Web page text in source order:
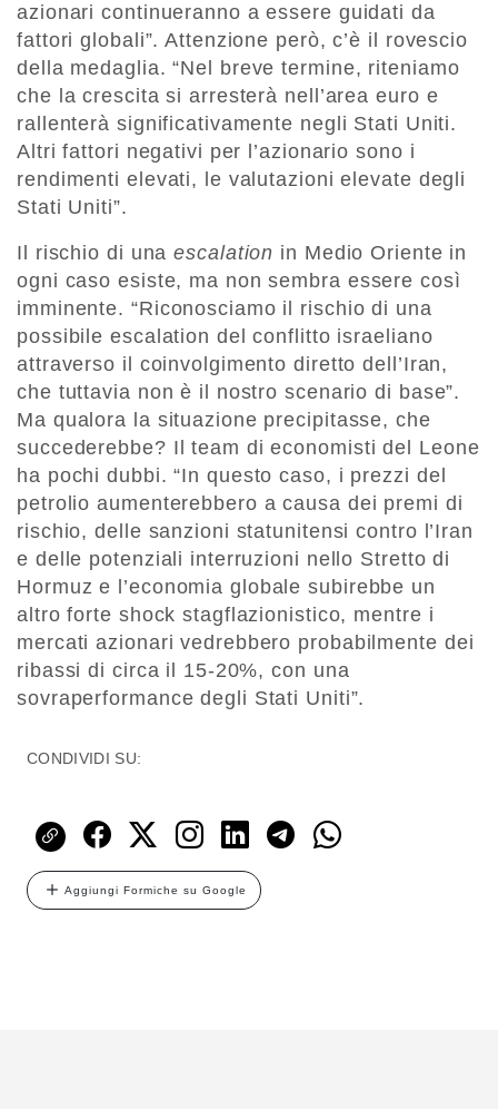
azionari continueranno a essere guidati da
fattori globali”. Attenzione però, c’è il rovescio
della medaglia. “Nel breve termine, riteniamo
che la crescita si arresterà nell’area euro e
rallenterà significativamente negli Stati Uniti.
Altri fattori negativi per l’azionario sono i
rendimenti elevati, le valutazioni elevate degli
Stati Uniti”.
Il rischio di unaescalation in Medio Oriente in
ogni caso esiste, ma non sembra essere così
imminente. “Riconosciamo il rischio di una
possibile escalation del conflitto israeliano
attraverso il coinvolgimento diretto dell’Iran,
che tuttavia non è il nostro scenario di base”.
Ma qualora la situazione precipitasse, che
succederebbe? Il team di economisti del Leone
ha pochi dubbi. “In questo caso, i prezzi del
petrolio aumenterebbero a causa dei premi di
rischio, delle sanzioni statunitensi contro l’Iran
e delle potenziali interruzioni nello Stretto di
Hormuz e l’economia globale subirebbe un
altro forte shock stagflazionistico, mentre i
mercati azionari vedrebbero probabilmente dei
ribassi di circa il 15-20%, con una
sovraperformance degli Stati Uniti”.
CONDIVIDI SU:
Aggiungi Formiche su Google